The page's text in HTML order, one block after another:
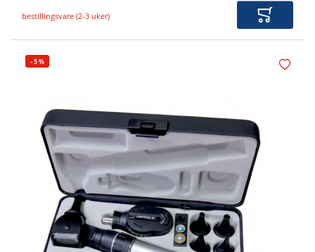
bestillingsvare (2-3 uker) Legg i
Legg i
-5%